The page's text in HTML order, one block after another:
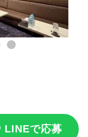
LINEで応募